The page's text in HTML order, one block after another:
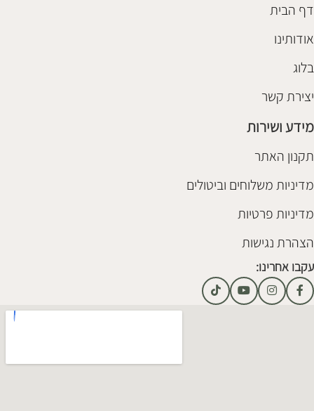
דף הבית
אודותינו
בלוג
יצירת קשר
מידע ושירות
תקנון האתר
מדיניות משלוחים וביטולים
מדיניות פרטיות
הצהרת נגישות
עקבו אחרינו: